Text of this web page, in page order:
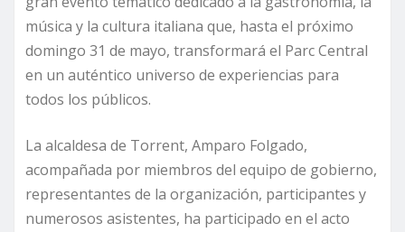
música y la cultura italiana que, hasta el próximo
domingo 31 de mayo, transformará el Parc Central
en un auténtico universo de experiencias para
todos los públicos.
La alcaldesa de Torrent, Amparo Folgado,
acompañada por miembros del equipo de gobierno,
representantes de la organización, participantes y
numerosos asistentes, ha participado en el acto